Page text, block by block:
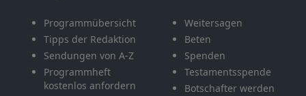
Programmübersicht
Tipps der Redaktion
Sendungen von A-Z
Programmheft
kostenlos anfordern
Weitersagen
Beten
Spenden
Testamentsspende
Botschafter werden